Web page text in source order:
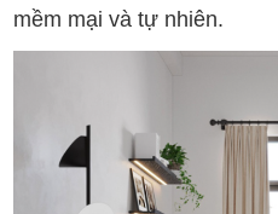
mềm mại và tự nhiên.